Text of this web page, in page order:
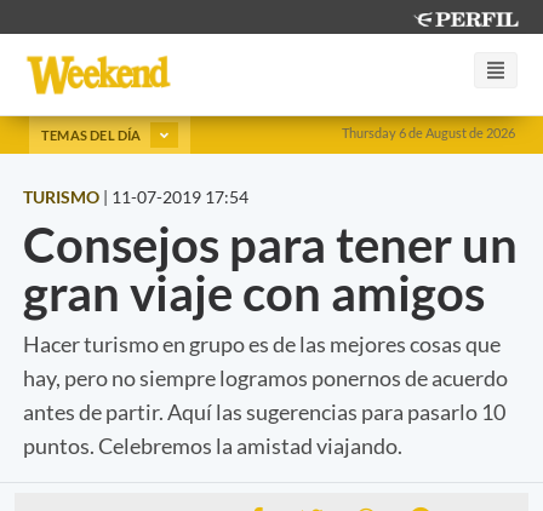
Thursday 6 de August de 2026
TEMAS DEL DÍA
TURISMO | 11-07-2019 17:54
Consejos para tener un
gran viaje con amigos
Hacer turismo en grupo es de las mejores cosas que
hay, pero no siempre logramos ponernos de acuerdo
antes de partir. Aquí las sugerencias para pasarlo 10
puntos. Celebremos la amistad viajando.